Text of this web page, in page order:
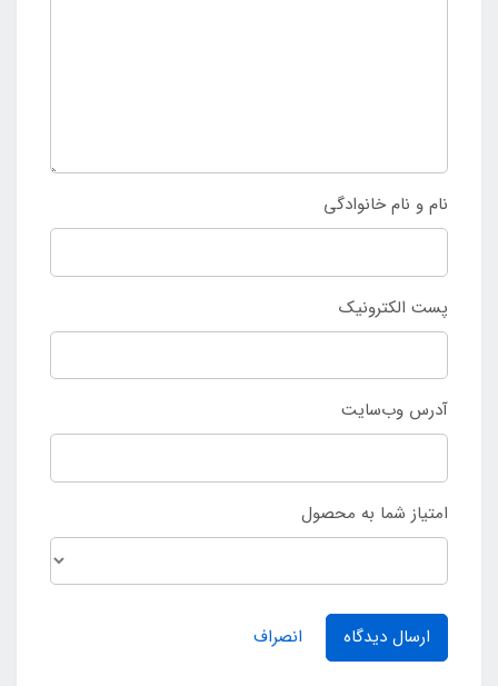
نام و نام خانوادگی
پست الکترونیک
آدرس وب‌سایت
امتیاز شما به محصول
ارسال دیدگاه انصراف